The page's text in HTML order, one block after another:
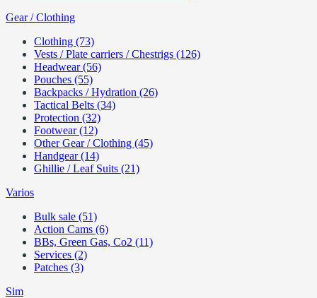
Gear / Clothing
Clothing (73)
Vests / Plate carriers / Chestrigs (126)
Headwear (56)
Pouches (55)
Backpacks / Hydration (26)
Tactical Belts (34)
Protection (32)
Footwear (12)
Other Gear / Clothing (45)
Handgear (14)
Ghillie / Leaf Suits (21)
Varios
Bulk sale (51)
Action Cams (6)
BBs, Green Gas, Co2 (11)
Services (2)
Patches (3)
Sim